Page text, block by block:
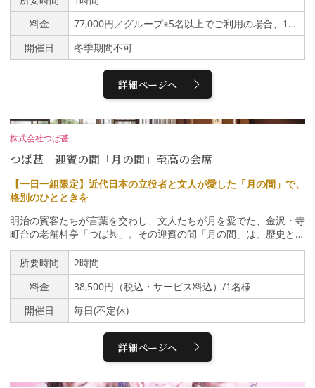
接解説する、60分間の特別な体験です。金沢の様々な庭を支え、
兼六園の整備にも携わり、アメリカ・ワシントンの桜の古木保護を
手がけるトップ職人の視点を通し、石、水、そして植物たちが織り
なす空間の「読み解き方」を伝授。お庭の鑑賞が、一生モノの深い
体験へと変わります。▶︎内容庭木の見方と楽しみ方：樹木ごとの特
徴や職人ならではの見分け方、一本一本に込められた意味や空間に
おける役割を解説します。庭師の道具と仕事紹介：剪定鋏や鋸、和
鋏など職人の命である道具たちの紹介と歴史、現場に響くハサミの
「音」の解説。日本庭園文化の解説：庭を構成する「石・水・樹
木」に隠された意味など、日本庭園を読み解くための基本的な考え
方を伝授。質疑応答 ：参加者の皆様からの疑問や質問に、藤元氏
がその場でお答えします。（テーマの事前希望調整も可能）庭師／
から米国国内の樹木管理のアドバイザーを務める。毎年冬の約3ヶ
月間はアメリカへ渡り、ワシントンの連邦議会関係者からの連絡を
ます。その真摯な活動は、米国国立樹木園（USNA）をはじめ、国
内外のメディアでも高く評価されています。藤元氏の活動は、米国
国立樹木園の公式ページでも紹介されています。
料金
77,000円／グループ※5名以上でご利用の場合、1名につき +5,500円
開催日
冬季期間不可
詳細ページへ
つば甚 迎賓の間「月の間」至高の会席
株式会社つば甚
【一日一組限定】近代日本の立役者と文人が愛した「月の間」で、
格別のひとときを
明治の賓客たちが言葉を交わし、文人たちが月を愛でた、金沢・寺
町台の老舗料亭「つば甚」。その迎賓の間「月の間」は、歴史と風
屋を訪れた明治の元勲・伊藤博文公は、料理としつらえ、そして窓
から広がる景色に深く感銘を受け、自ら「風光第一楼」（ふうこう
だいいちろう）と筆を執り、書を遺しました。その言葉は今もこの
部屋に掲げられ、訪れる人々を静かに迎えます。深紅の紅殻塗りの
壁、前田家ゆかりの調度、月の光が床の間に満ちる幻想的な趣――
加賀の美意識が細部にまで行き届いたプライベート空間をお約束い
たします。季節を感じ、時を味わう。かつての賓客たちと同じ空気
に包まれながら、静寂と格式のなかで、日本のもてなし文化の極み
に触れる唯一無二の体験を。名の由来 月と祈り、風雅が宿る「月
の間」｢月の間」という名は、月明かりが書院窓から床の間へと射
所要時間
2時間
料金
38,500円（税込・サービス料込）/1名様
開催日
毎日(不定休)
詳細ページへ